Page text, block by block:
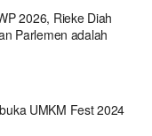
2026, Rieke Diah
Parlemen adalah
UMKM Fest 2024